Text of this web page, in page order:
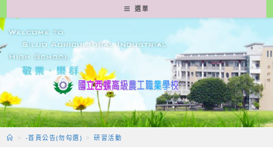
轉
至
要
容
選單
> -首頁公告(勿勾選) > 研習活動